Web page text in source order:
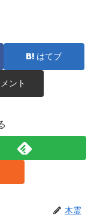
はてブ
ント
木霊